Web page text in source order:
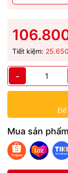
Tiết kiệm:
-
Để
Mua sản